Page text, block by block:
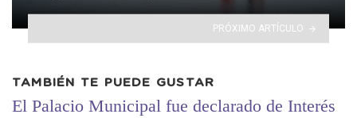
PRÓXIMO ARTÍCULO
TAMBIÉN TE PUEDE GUSTAR
El Palacio Municipal fue declarado de Interés